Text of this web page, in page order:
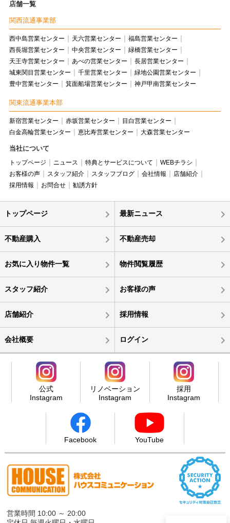
店舗一覧
関西流通事業部
西中島営業センター 天六営業センター
福島営業センター
西長堀営業センター
中央営業センター
緑橋営業センター
天王寺営業センター
あべの営業センター
長居営業センター
城東関目営業センター
千里営業センター
緑地公園営業センター
豊中営業センター
箕面船場営業センター 神戸甲南営業センター
関東流通事業本部
新宿営業センター 赤坂営業センター
目白営業センター
白金高輪営業センター
恵比寿営業センター 大森営業センター
当社について
トップページ ニュース 特典とサービスについて
WEBチラシ
お客様の声
スタッフ紹介 スタッフブログ 会社情報
店舗紹介
採用情報
お問合せ 勧誘方針
トップページ 最新ニュース
不動産購入 不動産売却
お気に入り物件一覧 物件閲覧履歴
スタッフ紹介 お客様の声
店舗紹介 採用情報
会社概要 ログイン
公式
Instagram
リノベーション
Instagram
採用
Instagram
Facebook YouTube
営業時間 10:00 ～ 20:00